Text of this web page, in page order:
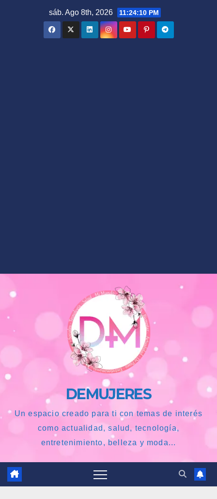
sáb. Ago 8th, 2026 11:24:12 PM
DEMUJERES
Un espacio creado para ti con temas de interés
como actualidad, salud, tecnología,
entretenimiento, belleza y moda...